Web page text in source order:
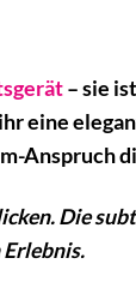
– sie
eine
Anspruch
Die